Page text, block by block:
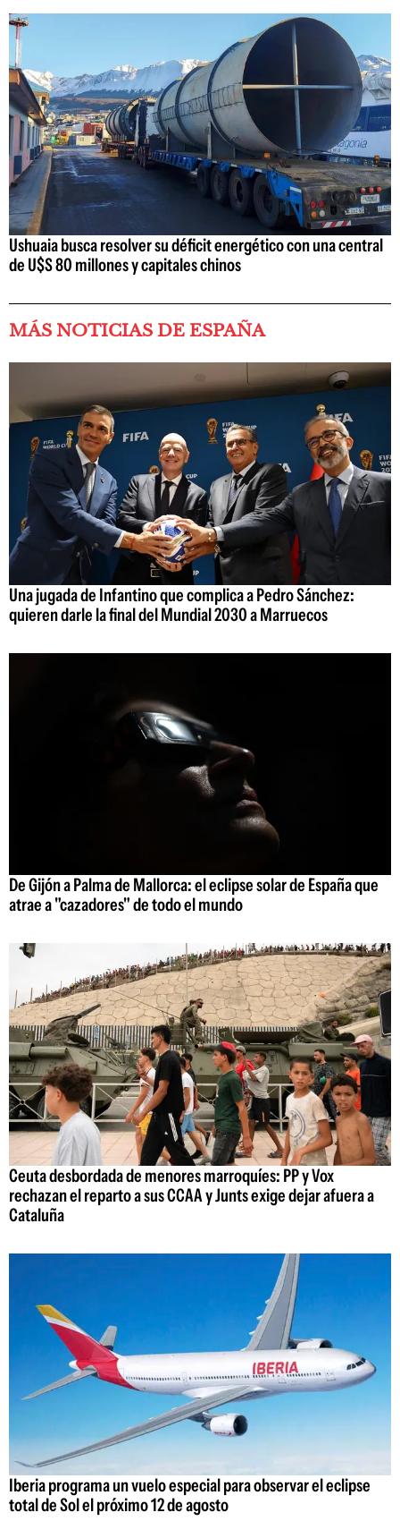
Ushuaia busca resolver su déficit energético con una central
de U$S 80 millones y capitales chinos
MÁS NOTICIAS DE ESPAÑA
Una jugada de Infantino que complica a Pedro Sánchez:
quieren darle la final del Mundial 2030 a Marruecos
De Gijón a Palma de Mallorca: el eclipse solar de España que
atrae a "cazadores" de todo el mundo
Ceuta desbordada de menores marroquíes: PP y Vox
rechazan el reparto a sus CCAA y Junts exige dejar afuera a
Cataluña
Iberia programa un vuelo especial para observar el eclipse
total de Sol el próximo 12 de agosto